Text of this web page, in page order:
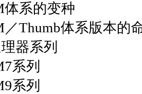
体系的变种
／Thumb体系版本的
器系列
系列
系列